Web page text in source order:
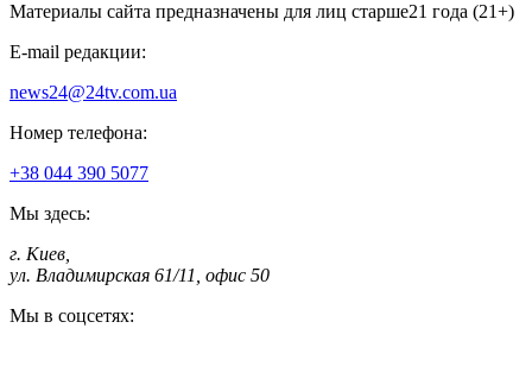
Материалы сайта предназначены для лиц старше21 года (21+)
E-mail редакции:
news24@24tv.com.ua
Номер телефона:
+38 044 390 5077
Мы здесь:
г. Киев
ул. Владимирская 61/11, офис 50
Мы в соцсетях: